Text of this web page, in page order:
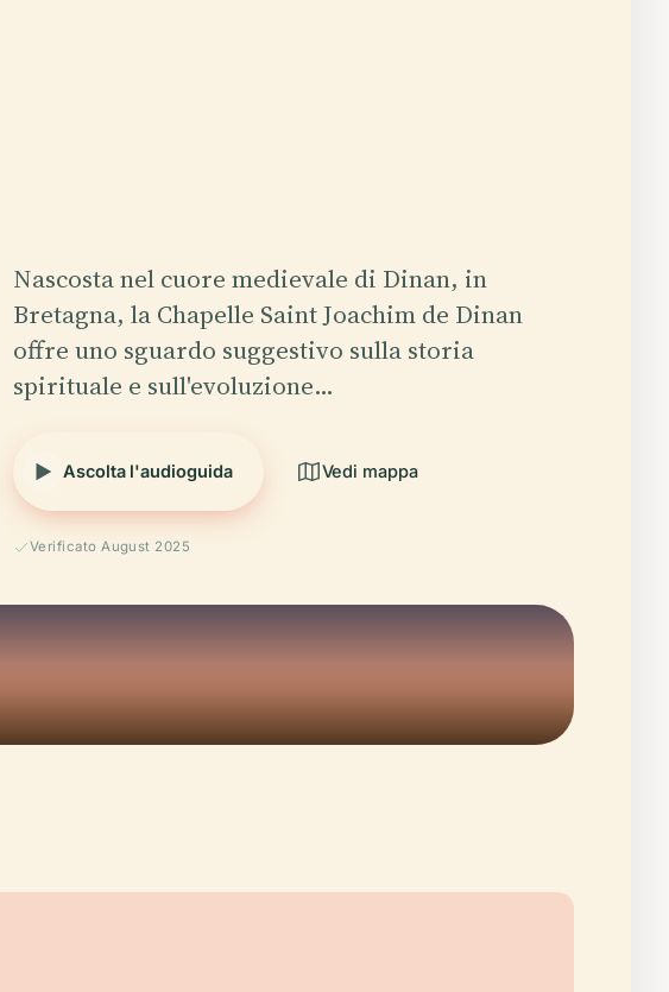
Nascosta nel cuore medievale di Dinan, in
Bretagna, la Chapelle Saint Joachim de Dinan
offre uno sguardo suggestivo sulla storia
spirituale e sull'evoluzione…
Ascolta l'audioguida Vedi mappa
Verificato August 2025